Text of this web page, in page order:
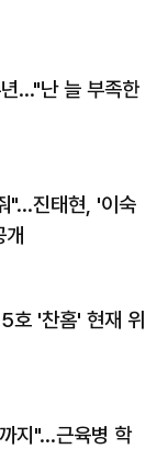
…"난 늘 부족한
"…진태현, '이숙
호 '찬홈' 현재 위
지"…근육병 학